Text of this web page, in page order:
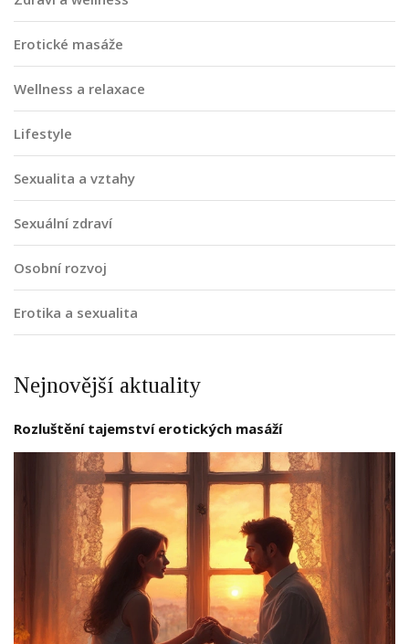
Erotické masáže
Wellness a relaxace
Lifestyle
Sexualita a vztahy
Sexuální zdraví
Osobní rozvoj
Erotika a sexualita
Nejnovější aktuality
Rozluštění tajemství erotických masáží